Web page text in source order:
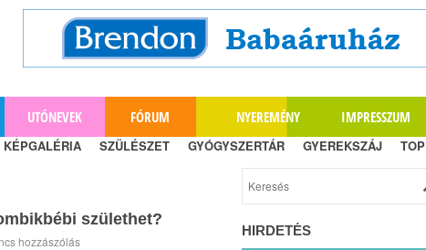
UTÓNEVEK FÓRUM NYEREMÉNY IMPRESSZUM
KÉPGALÉRIA SZÜLÉSZET GYÓGYSZERTÁR GYEREKSZÁJ TOP
születhet?
hozzászólás
HIRDETÉS